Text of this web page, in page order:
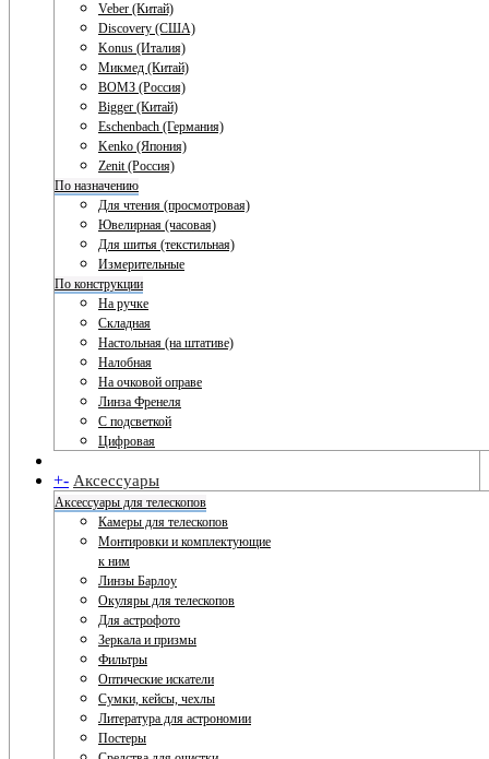
Veber (Китай)
Discovery (США)
Konus (Италия)
Микмед (Китай)
ВОМЗ (Россия)
Bigger (Китай)
Eschenbach (Германия)
Kenko (Япония)
Zenit (Россия)
По назначению
Для чтения (просмотровая)
Ювелирная (часовая)
Для шитья (текстильная)
Измерительные
По конструкции
На ручке
Складная
Настольная (на штативе)
Налобная
На очковой оправе
Линза Френеля
С подсветкой
Цифровая
+- Аксессуары
Аксессуары для телескопов
Камеры для телескопов
Монтировки и комплектующие
к ним
Линзы Барлоу
Окуляры для телескопов
Для астрофото
Зеркала и призмы
Фильтры
Оптические искатели
Сумки, кейсы, чехлы
Литература для астрономии
Постеры